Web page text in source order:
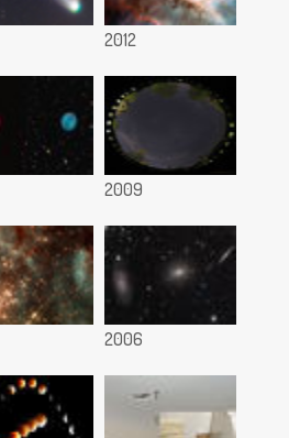
2012
2009
2006